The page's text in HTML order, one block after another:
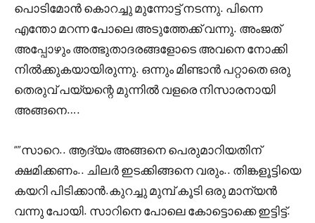
പൊടിമോൻ കൊറച്ചു മുന്നോട്ട് നടന്നു. പിന്നെ
എന്തോ മറന്ന പോലെ അടുത്തേക്ക് വന്നു. അംജത്
അപ്പോഴും അത്ഭുതാദരങ്ങളോടെ അവനെ നോക്കി
നിൽക്കുകയായിരുന്നു. ഒന്നും മിണ്ടാൻ പറ്റാതെ ഒരു
തെരുവ് പയ്യന്റെ മുന്നിൽ വളരെ നിസാരനായി
അങ്ങനെ….
“”സാറെ.. ആദ്യം അങ്ങനെ പെരുമാറിയതിന്
ക്ഷമിക്കണം.. ചിലർ ഇടക്കിങ്ങനെ വരും.. തിങ്കളൂട്ടിയെ
കയറി പിടിക്കാൻ.കുറച്ചു മുമ്പ് കൂടി ഒരു മാന്യൻ
വന്നു പോയി. സാറിനെ പോലെ കോട്ടൊക്കെ ഇട്ടിട്ട്.